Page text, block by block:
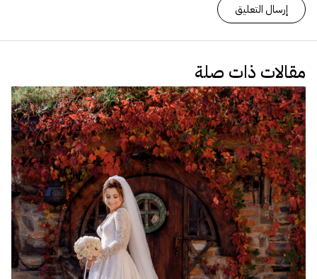
مقالات ذات صلة